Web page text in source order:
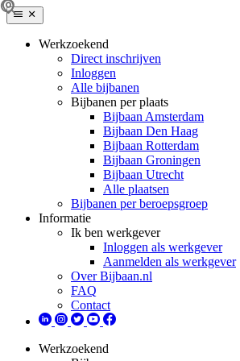
Werkzoekend
Direct inschrijven
Inloggen
Alle bijbanen
Bijbanen per plaats
Bijbaan Amsterdam
Bijbaan Den Haag
Bijbaan Rotterdam
Bijbaan Groningen
Bijbaan Utrecht
Alle plaatsen
Bijbanen per beroepsgroep
Informatie
Ik ben werkgever
Inloggen als werkgever
Aanmelden als werkgever
Over Bijbaan.nl
FAQ
Contact
Werkzoekend